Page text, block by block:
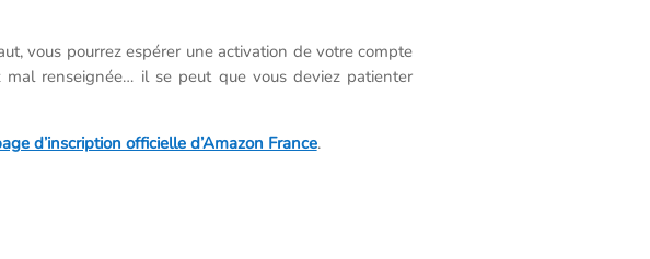
vous pourrez espérer une activation de votre compte
mal renseignée… il se peut que vous deviez patienter
d’inscription officielle d’Amazon France.